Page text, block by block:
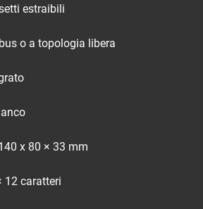
estraibili
o a topologia libera
x 80 × 33 mm
12 caratteri